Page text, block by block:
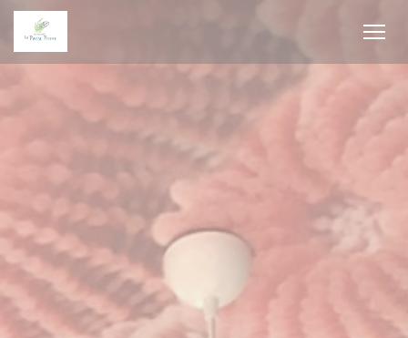
Πίνακας διαχείρισης "Μπισκότων" (Cookies)